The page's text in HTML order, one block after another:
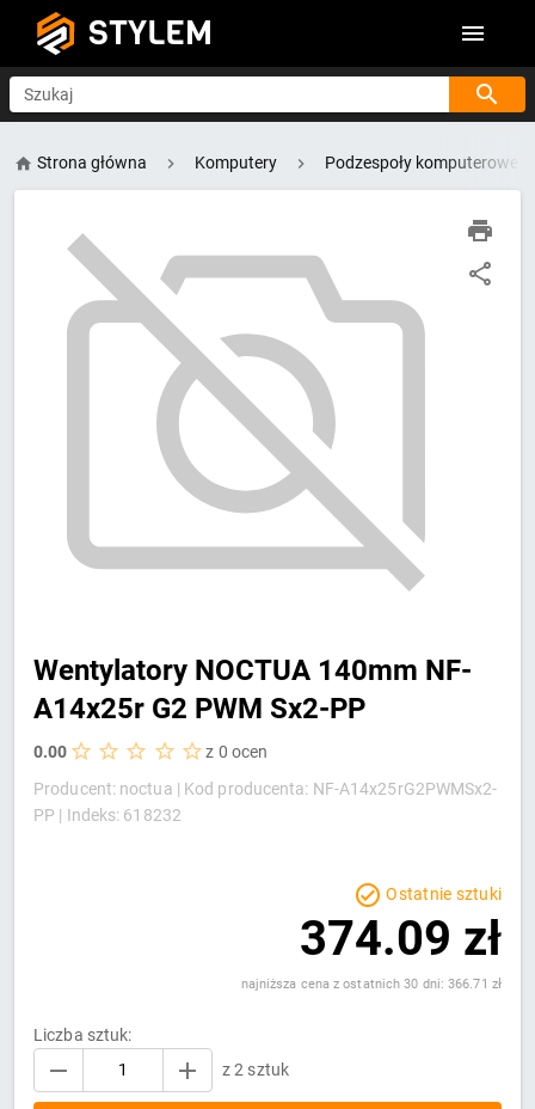
STYLEM
Szukaj
Strona główna Komputery Podzespoły komputerowe
Wentylatory NOCTUA 140mm NF-
A14x25r G2 PWM Sx2-PP
0.00
z 0 ocen
Producent: noctua | Kod producenta: NF-A14x25rG2PWMSx2-
PP | Indeks: 618232
Ostatnie sztuki
374.09 zł
najniższa cena z ostatnich 30 dni: 366.71 zł
Liczba sztuk:
z 2 sztuk